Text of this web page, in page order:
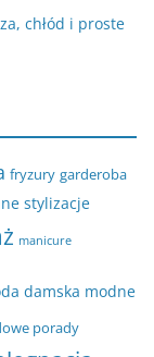
chłód i proste
fryzury garderoba
stylizacje
manicure
damska modne
porady